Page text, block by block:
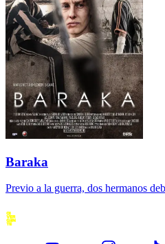
Baraka
Previo a la guerra, dos hermanos